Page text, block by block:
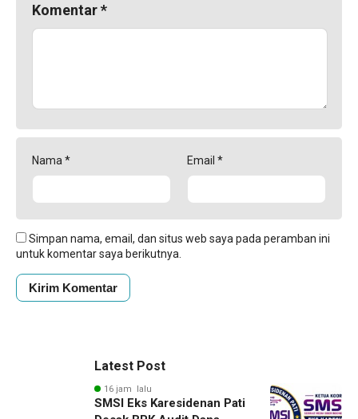
Komentar*
Nama * Email *
Simpan nama, email, dan situs web saya pada peramban ini
untuk komentar saya berikutnya.
Latest Post
16 jam lalu
SMSI Eks Karesidenan Pati